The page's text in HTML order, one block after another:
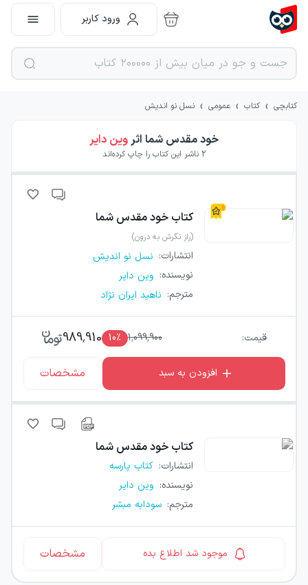
ورود کاربر
کتابچی › کتاب › عمومی › نسل نو اندیش
خود مقدس شما اثروین دایر
2 ناشر این کتاب را چاپ کرده‌اند
کتاب خود مقدس شما
(راز نگرش به درون)
انتشارات: نسل نو اندیش
نویسنده: وین دایر
مترجم: ناهید ایران نژاد
قیمت: 1,099,900
10٪ 989,910
افزودن به سبد مشخصات
کتاب خود مقدس شما
انتشارات: کتاب پارسه
نویسنده: وین دایر
مترجم: سودابه مبشر
موجود شد اطلاع بده مشخصات